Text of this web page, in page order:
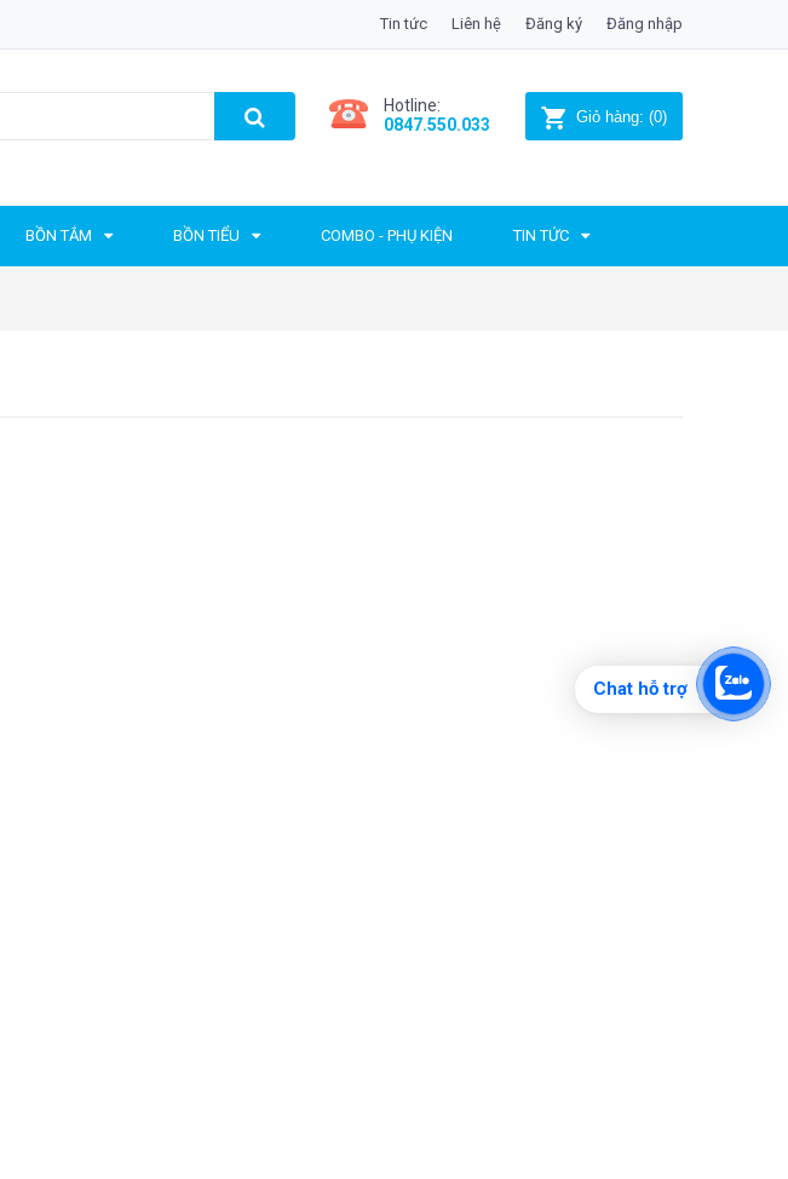
Tin tức Liên hệ Đăng ký Đăng nhập
Hotline:
0847.550.033
Giỏ hàng: (0)
BỒN TẮM BỒN TIỂU COMBO - PHỤ KIỆN TIN TỨC
Chat hỗ trợ